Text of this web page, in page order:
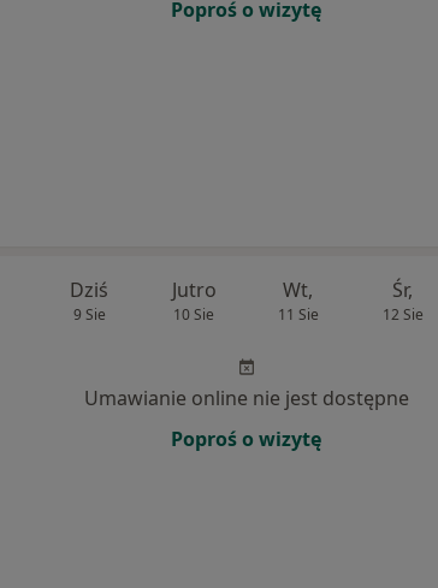
Poproś o wizytę
Dziś
9 Sie
Jutro
10 Sie
Wt,
11 Sie
Śr,
12 Sie
Umawianie online nie jest dostępne
Poproś o wizytę